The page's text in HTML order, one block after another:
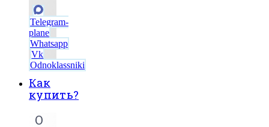
Telegram-
plane
Whatsapp
Vk
Odnoklassniki
Как
купить?
О